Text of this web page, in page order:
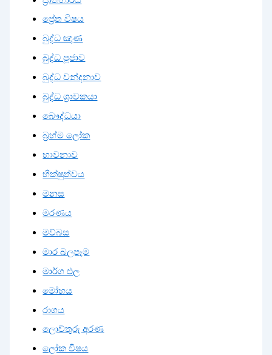
ප්‍රේත විෂය
බුද්ධ ඤාණ
බුද්ධ පූජාව
බුද්ධ වන්දනාව
බුද්ධ ශ්‍රාවකයා
බෞද්ධයා
බ්‍රහ්ම ලෝක
භාවනාව
භික්ෂුත්වය
මනස
මරණය
මව්බස
මාර බලපෑම
මාර්ග ඵල
මෝහය
රාගය
ලොව්තුරු අරණ
ලෝක විෂය